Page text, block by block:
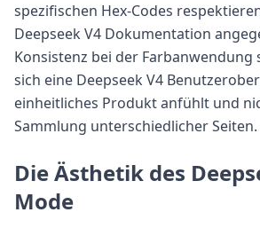
spezifischen Hex-Codes
Deepseek V4 Dokumentation
Konsistenz bei der Farbanwendung
sich eine Deepseek V4
einheitliches Produkt anfühlt und
Sammlung unterschiedlicher Seiten.
Die Ästhetik des
Mode